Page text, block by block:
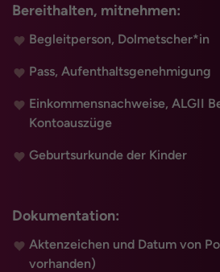
Bereithalten, mitnehmen:
Begleitperson, Dolmetscher*in
Pass, Aufenthaltsgenehmigung
Einkommensnachweise, ALGII
Kontoauszüge
Geburtsurkunde der Kinder
Dokumentation:
Aktenzeichen und Datum von
vorhanden)